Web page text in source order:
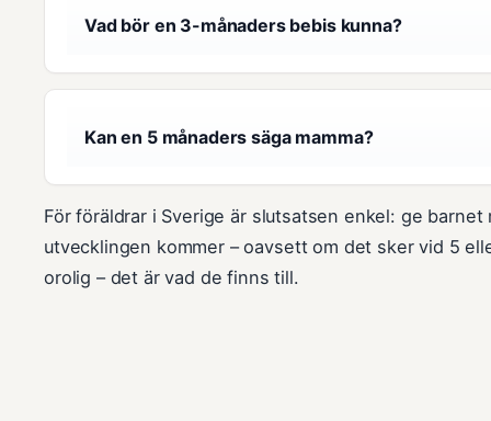
Vad bör en 3-månaders bebis kunna?
Kan en 5 månaders säga mamma?
För föräldrar i Sverige är slutsatsen enkel: ge
utvecklingen kommer – oavsett om det sker vid 5
orolig – det är vad de finns till.